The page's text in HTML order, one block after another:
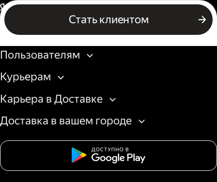
Стать клиентом
Россия
Бизнесу
Пользователям
Курьерам
Карьера в Доставке
Доставка в вашем городе